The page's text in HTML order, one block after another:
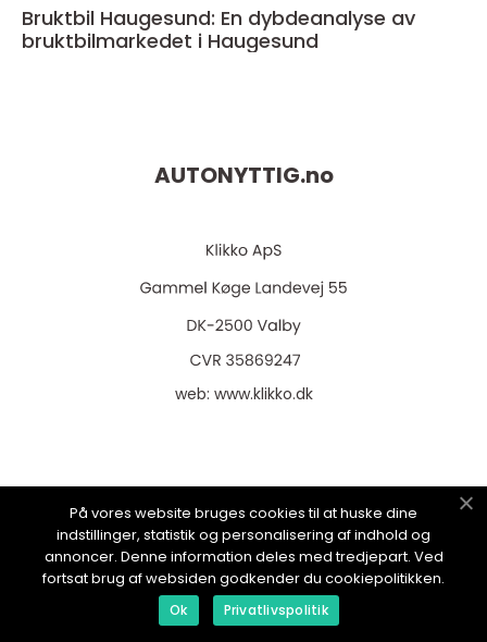
Bruktbil Haugesund: En dybdeanalyse av
bruktbilmarkedet i Haugesund
AUTONYTTIG.no
web: www.klikko.dk
Reklame
Om oss
På vores website bruges cookies til at huske dine
indstillinger, statistik og personalisering af indhold og
annoncer. Denne information deles med tredjepart. Ved
fortsat brug af websiden godkender du cookiepolitikken.
Ok Privatlivspolitik